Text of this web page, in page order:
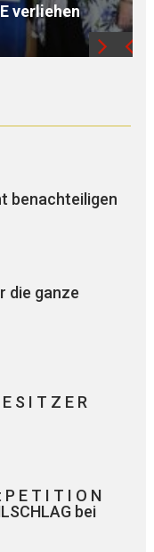
benachteiligen
die ganze
S I T Z E R
E T I T I O N
bei